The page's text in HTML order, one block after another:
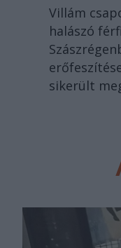
Villám
halászó
sikerült